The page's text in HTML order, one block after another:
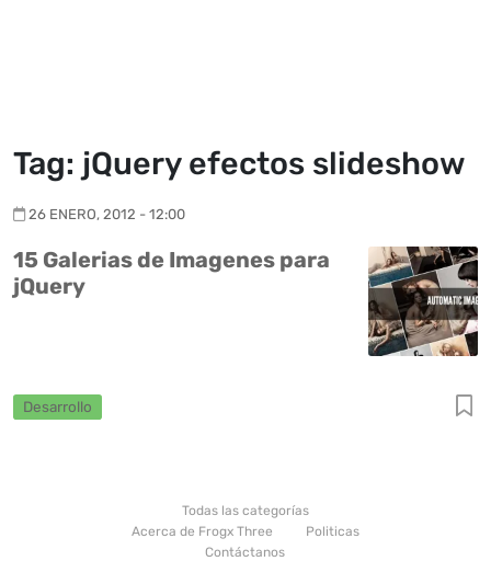
Tag: jQuery efectos slideshow
26 ENERO, 2012 - 12:00
15 Galerias de Imagenes para
jQuery
Desarrollo
Todas las categorías
Acerca de Frogx Three
Politicas
Contáctanos